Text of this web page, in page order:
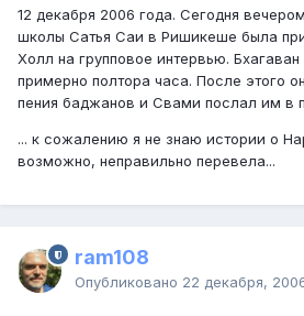
12 декабря 2006 года. Сегодня
школы Сатья Саи в Ришикеше была
Холл на групповое интервью.
примерно полтора часа. После этого
пения баджанов и Свами послал им в
... к сожалению я не знаю истории о
возможно, неправильно перевела...
ram108
Опубликовано 22 декабря,